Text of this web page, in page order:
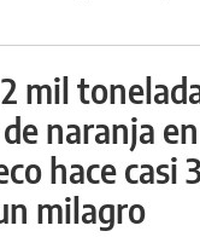
mil
naranja
hace casi
milagro